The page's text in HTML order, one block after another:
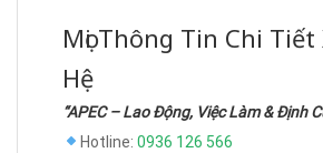
Mọi Thông Tin Chi
Hệ
“APEC – Lao Động, Việc Làm & Định
Hotline: 0936 126 566